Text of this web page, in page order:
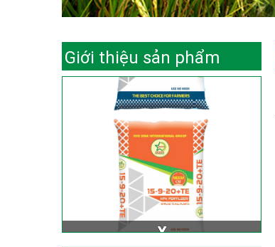
Giới thiệu sản phẩm